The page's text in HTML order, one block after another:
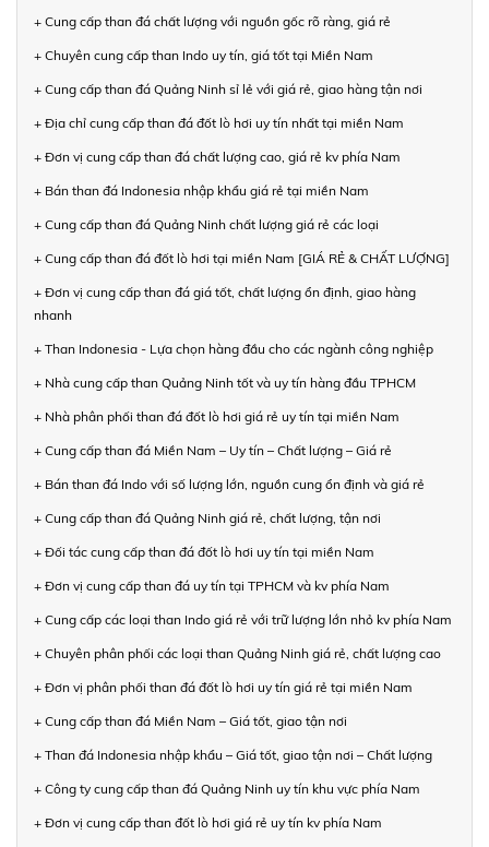
+ Cung cấp than đá chất lượng với nguồn gốc rõ ràng, giá rẻ
+ Chuyên cung cấp than Indo uy tín, giá tốt tại Miền Nam
+ Cung cấp than đá Quảng Ninh sỉ lẻ với giá rẻ, giao hàng tận nơi
+ Địa chỉ cung cấp than đá đốt lò hơi uy tín nhất tại miền Nam
+ Đơn vị cung cấp than đá chất lượng cao, giá rẻ kv phía Nam
+ Bán than đá Indonesia nhập khẩu giá rẻ tại miền Nam
+ Cung cấp than đá Quảng Ninh chất lượng giá rẻ các loại
+ Cung cấp than đá đốt lò hơi tại miền Nam [GIÁ RẺ & CHẤT LƯỢNG]
+ Đơn vị cung cấp than đá giá tốt, chất lượng ổn định, giao hàng
nhanh
+ Than Indonesia - Lựa chọn hàng đầu cho các ngành công nghiệp
+ Nhà cung cấp than Quảng Ninh tốt và uy tín hàng đầu TPHCM
+ Nhà phân phối than đá đốt lò hơi giá rẻ uy tín tại miền Nam
+ Cung cấp than đá Miền Nam – Uy tín – Chất lượng – Giá rẻ
+ Bán than đá Indo với số lượng lớn, nguồn cung ổn định và giá rẻ
+ Cung cấp than đá Quảng Ninh giá rẻ, chất lượng, tận nơi
+ Đối tác cung cấp than đá đốt lò hơi uy tín tại miền Nam
+ Đơn vị cung cấp than đá uy tín tại TPHCM và kv phía Nam
+ Cung cấp các loại than Indo giá rẻ với trữ lượng lớn nhỏ kv phía Nam
+ Chuyên phân phối các loại than Quảng Ninh giá rẻ, chất lượng cao
+ Đơn vị phân phối than đá đốt lò hơi uy tín giá rẻ tại miền Nam
+ Cung cấp than đá Miền Nam – Giá tốt, giao tận nơi
+ Than đá Indonesia nhập khẩu – Giá tốt, giao tận nơi – Chất lượng
+ Công ty cung cấp than đá Quảng Ninh uy tín khu vực phía Nam
+ Đơn vị cung cấp than đốt lò hơi giá rẻ uy tín kv phía Nam